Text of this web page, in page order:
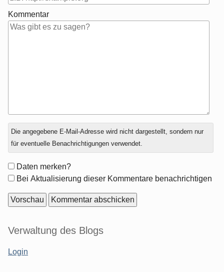
Kommentar
Antwort
zu
Die angegebene E-Mail-Adresse wird nicht dargestellt, sondern nur
für eventuelle Benachrichtigungen verwendet.
Formular-
Optionen
Daten merken?
Bei Aktualisierung dieser Kommentare benachrichtigen
Seitenleiste
Verwaltung des Blogs
Login